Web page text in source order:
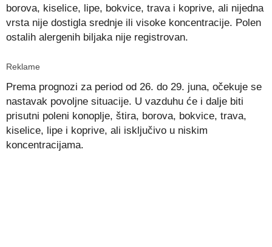
borova, kiselice, lipe, bokvice, trava i koprive, ali nijedna
vrsta nije dostigla srednje ili visoke koncentracije. Polen
ostalih alergenih biljaka nije registrovan.
Reklame
Prema prognozi za period od 26. do 29. juna, očekuje se
nastavak povoljne situacije. U vazduhu će i dalje biti
prisutni poleni konoplje, štira, borova, bokvice, trava,
kiselice, lipe i koprive, ali isključivo u niskim
koncentracijama.